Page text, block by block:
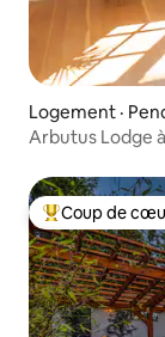
Logement ·
Arbutus Lodge
Coup de cœur
Coup de